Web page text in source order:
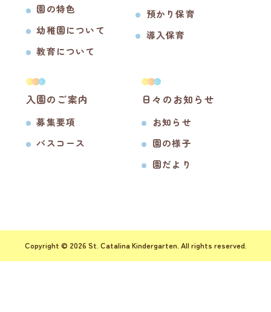
園の特色
幼稚園について
教育について
預かり保育
導入保育
入園のご案内
募集要項
バスコース
日々のお知らせ
お知らせ
園の様子
園だより
Copyright © 2026 St. Catalina Kindergarten. All rights reserved.